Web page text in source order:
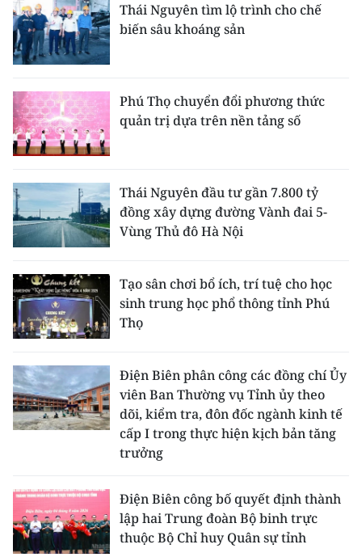
Thái Nguyên tìm lộ trình cho chế
biến sâu khoáng sản
Phú Thọ chuyển đổi phương thức
quản trị dựa trên nền tảng số
Thái Nguyên đầu tư gần 7.800 tỷ
đồng xây dựng đường Vành đai 5-
Vùng Thủ đô Hà Nội
Tạo sân chơi bổ ích, trí tuệ cho học
sinh trung học phổ thông tỉnh Phú
Thọ
Điện Biên phân công các đồng chí Ủy
viên Ban Thường vụ Tỉnh ủy theo
dõi, kiểm tra, đôn đốc ngành kinh tế
cấp I trong thực hiện kịch bản tăng
trưởng
Điện Biên công bố quyết định thành
lập hai Trung đoàn Bộ binh trực
thuộc Bộ Chỉ huy Quân sự tỉnh